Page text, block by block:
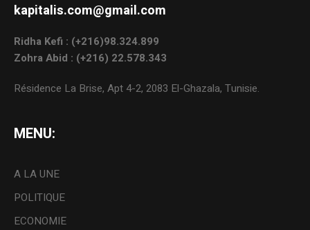
kapitalis.com@gmail.com
Ridha Kefi : (+216)98.324.899
Zohra Abid : (+216) 22.578.343
Résidence La Brise, Apt 4-2, 2083 El-Ghazala, Tunisie.
MENU:
A LA UNE
POLITIQUE
ECONOMIE